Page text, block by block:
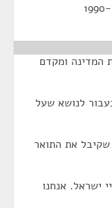
המדינה ומקדם
לנושא שעל
שקיבל את התואר
ישראל. אנחנו